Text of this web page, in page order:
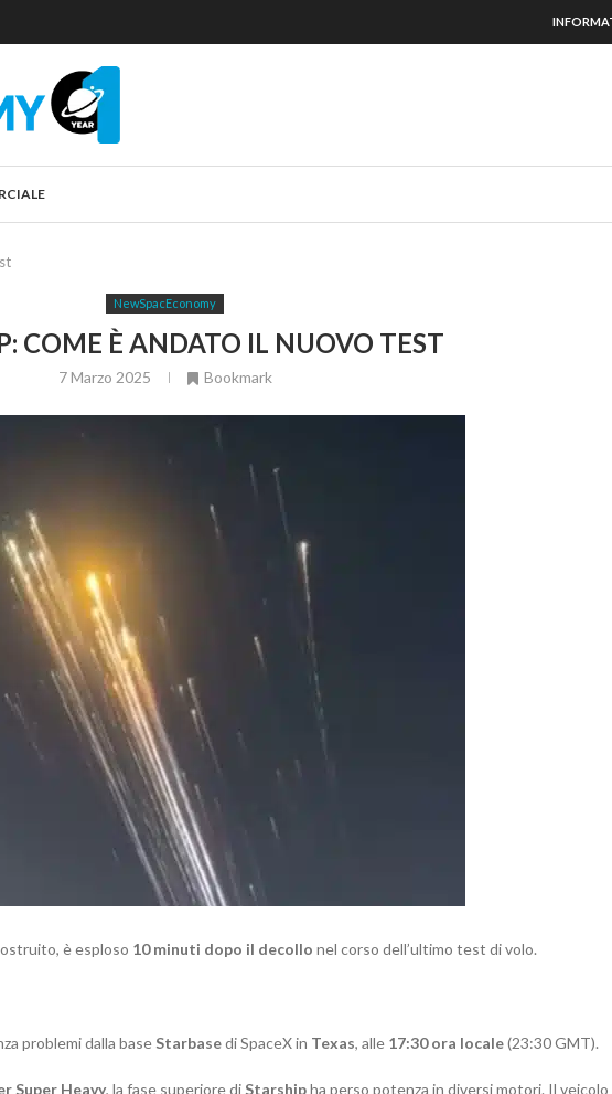
NewSpacEconomy
COME È ANDATO IL NUOVO TEST
7 Marzo 2025 Bookmark
è esploso 10 minuti dopo il decollo nel corso dell’ultimo test di volo.
problemi dalla base Starbasedi SpaceX in Texas, alle 17:30 ora locale(23:30 GMT).
Super Heavy, la fase superiore di Starshipha perso potenza in diversi motori. Il veicolo